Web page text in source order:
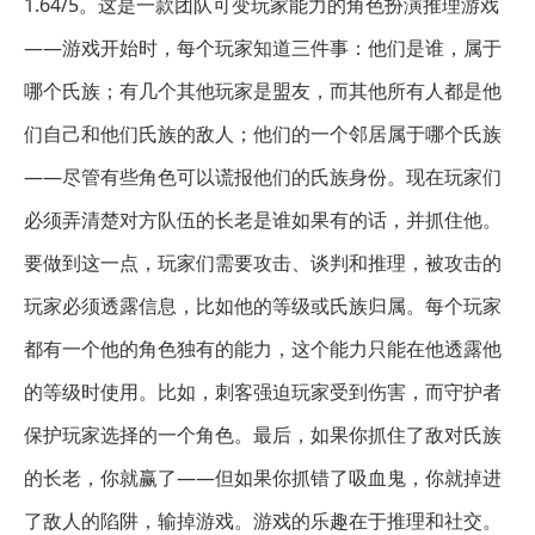
——游戏开始时，每个玩家知道三件事：他们是谁，属于
哪个氏族；有几个其他玩家是盟友，而其他所有人都是他
们自己和他们氏族的敌人；他们的一个邻居属于哪个氏族
——尽管有些角色可以谎报他们的氏族身份。现在玩家们
必须弄清楚对方队伍的长老是谁如果有的话，并抓住他。
要做到这一点，玩家们需要攻击、谈判和推理，被攻击的
玩家必须透露信息，比如他的等级或氏族归属。每个玩家
都有一个他的角色独有的能力，这个能力只能在他透露他
的等级时使用。比如，刺客强迫玩家受到伤害，而守护者
保护玩家选择的一个角色。最后，如果你抓住了敌对氏族
的长老，你就赢了——但如果你抓错了吸血鬼，你就掉进
了敌人的陷阱，输掉游戏。游戏的乐趣在于推理和社交。